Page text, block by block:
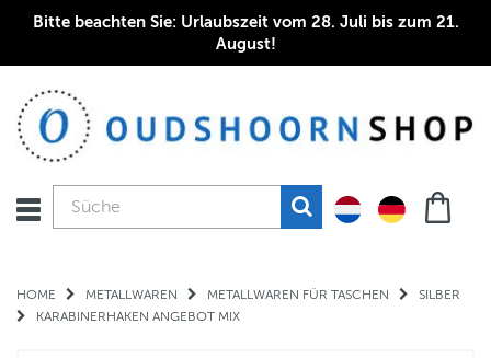
Bitte beachten Sie: Urlaubszeit vom 28. Juli bis zum 21.
August!
HOME METALLWAREN METALLWAREN FÜR TASCHEN
SILBER
KARABINERHAKEN ANGEBOT MIX